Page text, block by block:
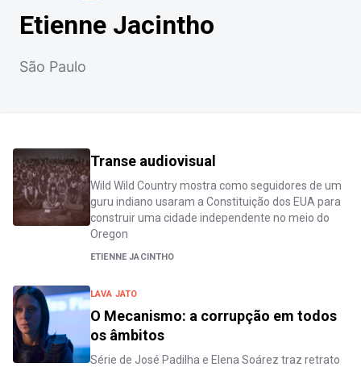
Etienne Jacintho
São Paulo
Transe audiovisual
Wild Wild Country mostra como seguidores de um
guru indiano usaram a Constituição dos EUA para
construir uma cidade independente no meio do
Oregon
ETIENNE JACINTHO
LAVA JATO
O Mecanismo: a corrupção em todos
os âmbitos
Série de José Padilha e Elena Soárez traz retrato